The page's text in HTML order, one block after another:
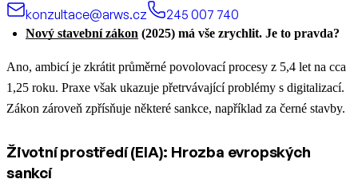
konzultace@arws.cz
245 007 740
Nový stavební zákon (2025) má vše zrychlit. Je to pravda?
Ano, ambicí je zkrátit průměrné povolovací procesy z 5,4 let na cca
1,25 roku. Praxe však ukazuje přetrvávající problémy s digitalizací.
Zákon zároveň zpřísňuje některé sankce, například za černé stavby.
Životní prostředí (EIA): Hrozba evropských
sankcí